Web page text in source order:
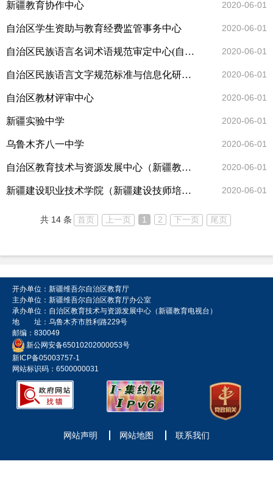
新疆教育协作中心 2020-06-01
自治区学生资助与教育经费监管事务中心 2020-06-01
自治区民族语言名词术语规范审定中心(自治区民族语文辞书工作中心) 2020-06-01
自治区民族语言文字规范标准与信息化研究中心 2020-06-01
自治区教材评审中心 2020-06-01
新疆实验中学 2020-06-01
乌鲁木齐八一中学 2020-06-01
自治区教育技术与资源发展中心（新疆教育电视台） 2020-06-01
新疆建设职业技术学院（新疆建设技师培训学院） 2020-06-01
共 14 条 首页 上一页 1 2 下一页 尾页
开办单位：新疆维吾尔自治区教育厅
主办单位：新疆维吾尔自治区教育厅办公室
承办单位：自治区教育技术与资源发展中心（新疆教育电视台）
地 址：乌鲁木齐市胜利路229号
邮编：830049
新公网安备65010202000053号
新ICP备05003757-1
网站标识码：6500000031
网站声明 网站地图 联系我们